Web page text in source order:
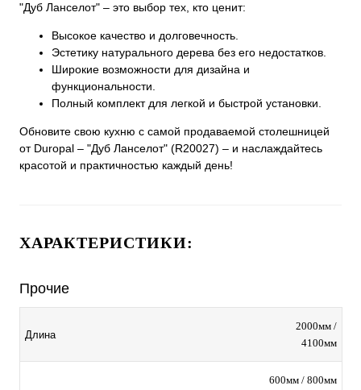
"Дуб Ланселот" – это выбор тех, кто ценит:
Высокое качество и долговечность.
Эстетику натурального дерева без его недостатков.
Широкие возможности для дизайна и
функциональности.
Полный комплект для легкой и быстрой установки.
Обновите свою кухню с самой продаваемой столешницей
от Duropal – "Дуб Ланселот" (R20027) – и наслаждайтесь
красотой и практичностью каждый день!
ХАРАКТЕРИСТИКИ:
Прочие
Длина
2000мм /
4100мм
600мм / 800мм